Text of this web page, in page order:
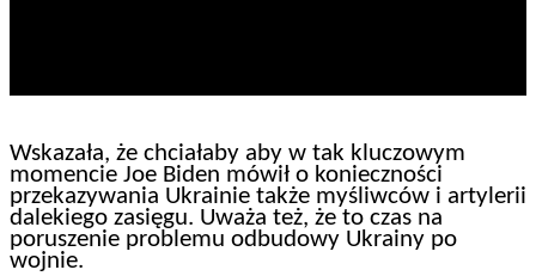
Wskazała, że chciałaby aby w tak kluczowym
momencie Joe Biden mówił o konieczności
przekazywania Ukrainie także myśliwców i artylerii
dalekiego zasięgu. Uważa też, że to czas na
poruszenie problemu odbudowy Ukrainy po
wojnie.